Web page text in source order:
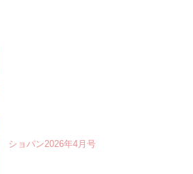
ショパン2026年4月号